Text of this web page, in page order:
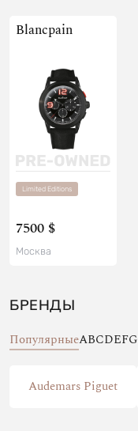
Blancpain
Limited Editions
7500 $
Москва
БРЕНДЫ
ПопулярныеABCDEFG
Audemars Piguet